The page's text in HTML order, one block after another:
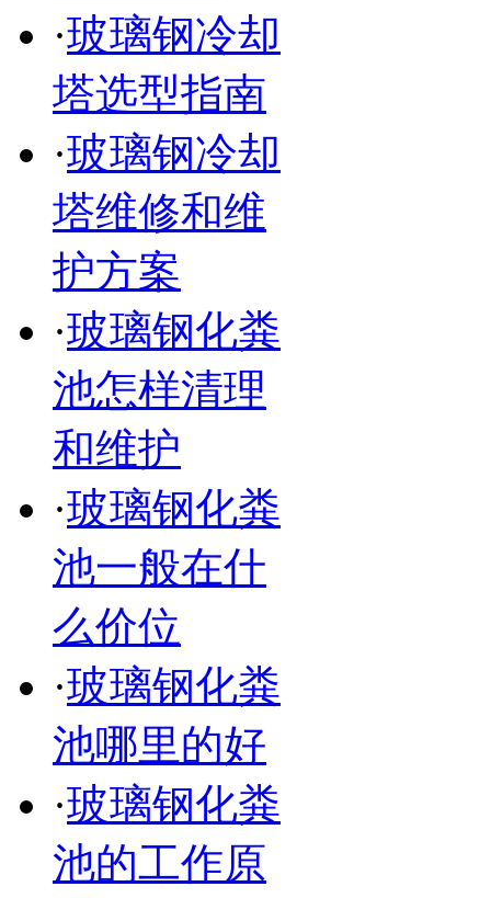
·玻璃钢冷却
塔选型指南
·玻璃钢冷却
塔维修和维
护方案
·玻璃钢化粪
池怎样清理
和维护
·玻璃钢化粪
池一般在什
么价位
·玻璃钢化粪
池哪里的好
·玻璃钢化粪
池的工作原